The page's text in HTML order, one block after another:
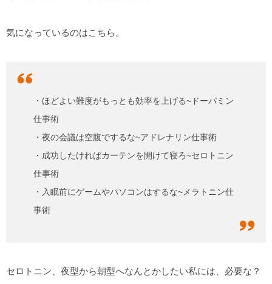
気になっているのはこちら。
・ほどよい難度がもっとも効率を上げる~ドーパミン
仕事術
・夜の会議は空腹でするな~アドレナリン仕事術
・成功したければカーテンを開けて寝ろ~セロトニン
仕事術
・入眠前にゲームやパソコンはするな~メラトニン仕
事術
セロトニン、夜型から朝型へなんとかしたい私には、必要な？